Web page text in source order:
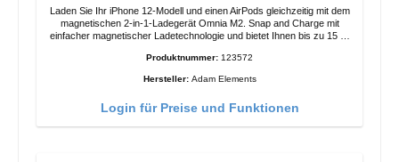
Laden Sie Ihr iPhone 12-Modell und einen AirPods gleichzeitig mit dem
magnetischen 2-in-1-Ladegerät Omnia M2. Snap and Charge mit
einfacher magnetischer Ladetechnologie und bietet Ihnen bis zu 15 W
ermöglicht das Design mit einstellbarem Ladewinkel eine einfache
Anpassung der Ladeposition für das iPhone 12 für das beste Erlebnis.
Serie Laden Sie Ihr iPhone bequem vertikal oder horizontal auf Auf
Produktnummer: 123572
Hersteller: Adam Elements
Login für Preise und Funktionen